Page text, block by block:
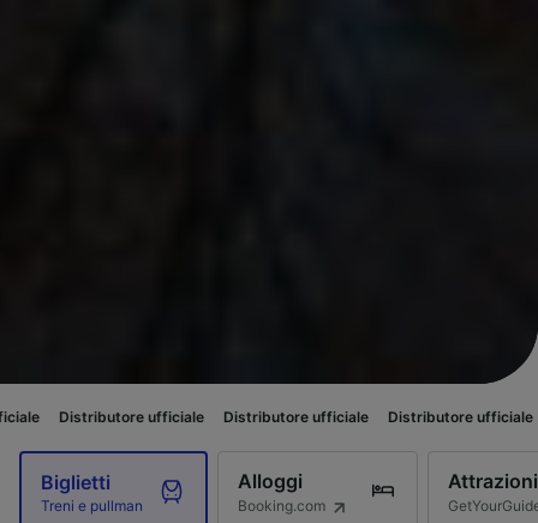
ufficiale Distributore ufficiale Distributore ufficiale Distributore
Biglietti
Treni e pullman
Alloggi
Booking.com
Attrazioni